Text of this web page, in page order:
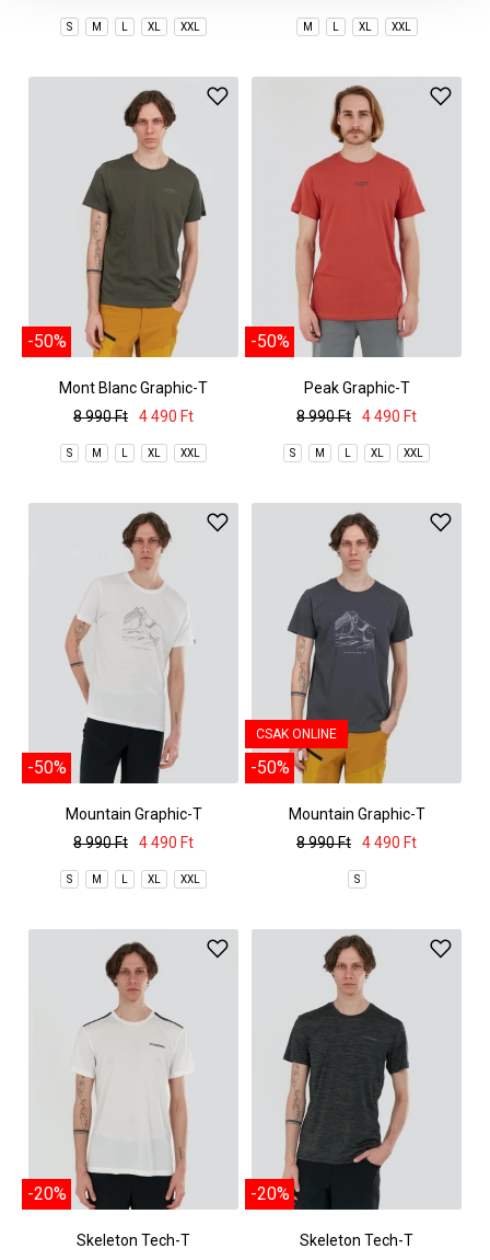
S M L XL XXL M L XL XXL
-50%
Mont Blanc Graphic-T
8 990 Ft
4 490 Ft
S M L XL XXL
-50%
Peak Graphic-T
8 990 Ft
4 490 Ft
S M L XL XXL
-50%
Mountain Graphic-T
8 990 Ft
4 490 Ft
S M L XL XXL
CSAK ONLINE
-50%
Mountain Graphic-T
8 990 Ft
4 490 Ft
S
-20%
Skeleton Tech-T
-20%
Skeleton Tech-T